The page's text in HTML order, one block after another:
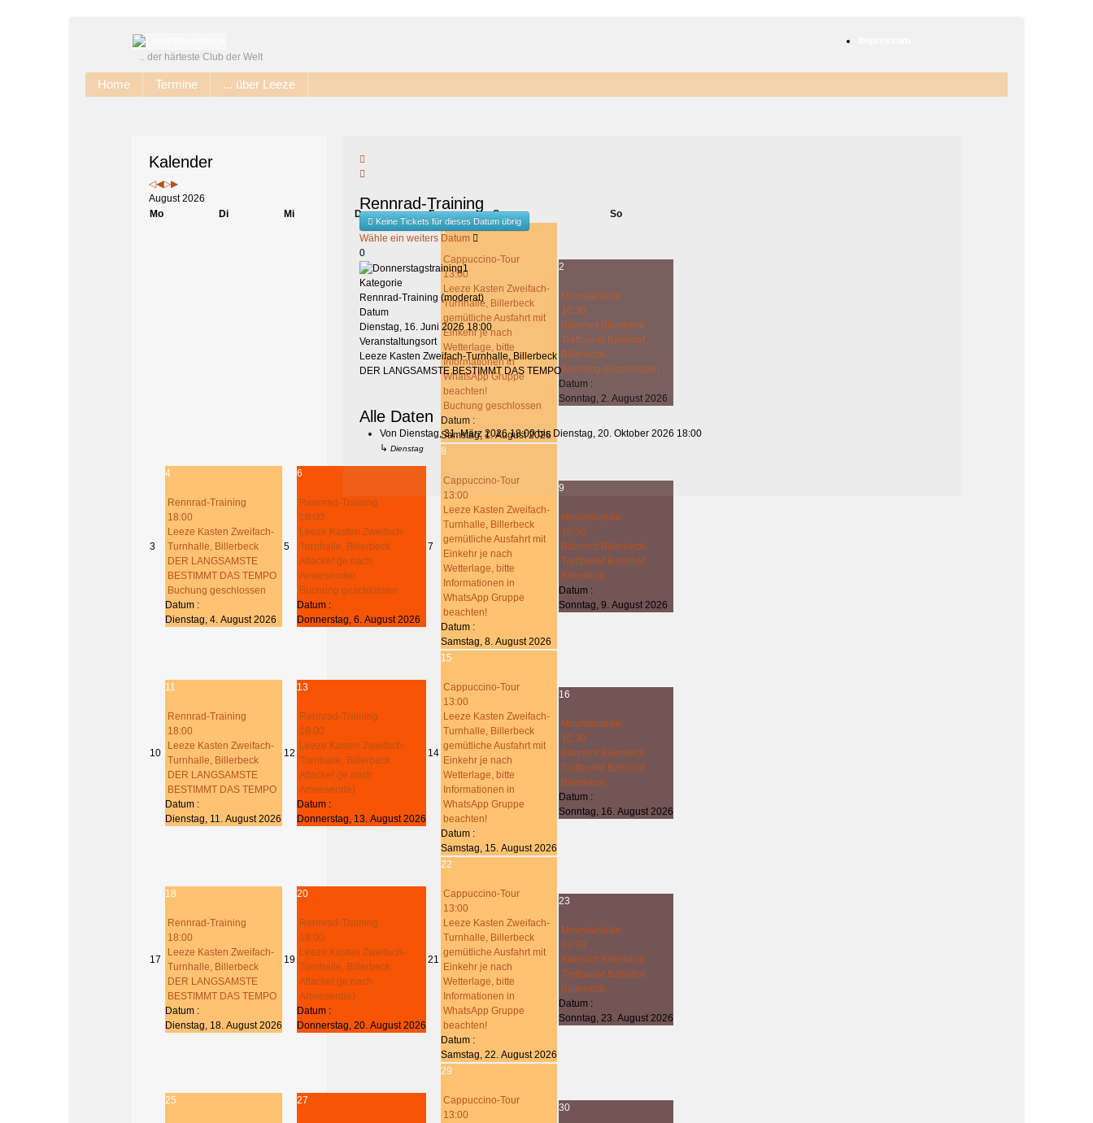
.. der härteste Club der Welt
Home Termine ... über Leeze
Do you own this website?
Kalender
August 2026
Mo
Di Mi Do Fr Sa
So
1
Cappuccino-Tour
13:00
Leeze Kasten Zweifach-
Turnhalle, Billerbeck
gemütliche Ausfahrt mit
Einkehr je nach
Wetterlage, bitte
Informationen in
WhatsApp Gruppe
beachten!
Buchung geschlossen
Datum :
Samstag, 1. August 2026
2
Mountainbike
10:30
Bahnhof Billerbeck
Treffpunkt Bahnhof
Billerbeck
Buchung geschlossen
Datum :
Sonntag, 2. August 2026
3
4
Rennrad-Training
18:00
Leeze Kasten Zweifach-
Turnhalle, Billerbeck
DER LANGSAMSTE
BESTIMMT DAS TEMPO
Buchung geschlossen
Datum :
Dienstag, 4. August 2026
5
6
Rennrad-Training
18:00
Leeze Kasten Zweifach-
Turnhalle, Billerbeck
Attacke! (je nach
Anwesende)
Buchung geschlossen
Datum :
Donnerstag, 6. August 2026
7
8
Cappuccino-Tour
13:00
Leeze Kasten Zweifach-
Turnhalle, Billerbeck
gemütliche Ausfahrt mit
Einkehr je nach
Wetterlage, bitte
Informationen in
WhatsApp Gruppe
beachten!
Datum :
Samstag, 8. August 2026
9
Mountainbike
10:30
Bahnhof Billerbeck
Treffpunkt Bahnhof
Billerbeck
Datum :
Sonntag, 9. August 2026
10
11
Rennrad-Training
18:00
Leeze Kasten Zweifach-
Turnhalle, Billerbeck
DER LANGSAMSTE
BESTIMMT DAS TEMPO
Datum :
Dienstag, 11. August 2026
12
13
Rennrad-Training
18:00
Leeze Kasten Zweifach-
Turnhalle, Billerbeck
Attacke! (je nach
Anwesende)
Datum :
Donnerstag, 13. August 2026
14
15
Cappuccino-Tour
13:00
Leeze Kasten Zweifach-
Turnhalle, Billerbeck
gemütliche Ausfahrt mit
Einkehr je nach
Wetterlage, bitte
Informationen in
WhatsApp Gruppe
beachten!
Datum :
Samstag, 15. August 2026
16
Mountainbike
10:30
Bahnhof Billerbeck
Treffpunkt Bahnhof
Billerbeck
Datum :
Sonntag, 16. August 2026
17
18
Rennrad-Training
18:00
Leeze Kasten Zweifach-
Turnhalle, Billerbeck
DER LANGSAMSTE
BESTIMMT DAS TEMPO
Datum :
Dienstag, 18. August 2026
19
20
Rennrad-Training
18:00
Leeze Kasten Zweifach-
Turnhalle, Billerbeck
Attacke! (je nach
Anwesende)
Datum :
Donnerstag, 20. August 2026
21
22
Cappuccino-Tour
13:00
Leeze Kasten Zweifach-
Turnhalle, Billerbeck
gemütliche Ausfahrt mit
Einkehr je nach
Wetterlage, bitte
Informationen in
WhatsApp Gruppe
beachten!
Datum :
Samstag, 22. August 2026
23
Mountainbike
10:30
Bahnhof Billerbeck
Treffpunkt Bahnhof
Billerbeck
Datum :
Sonntag, 23. August 2026
25 27
29
Cappuccino-Tour
13:00
30
Rennrad-Training
Keine Tickets für dieses Datum übrig
Wähle ein weiters Datum
0
Kategorie
Rennrad-Training (moderat)
Datum
Dienstag, 16. Juni 2026 18:00
Veranstaltungsort
Leeze Kasten Zweifach-Turnhalle, Billerbeck
DER LANGSAMSTE BESTIMMT DAS TEMPO
Alle Daten
Von Dienstag, 31. März 2026 18:00 bis Dienstag, 20. Oktober 2026 18:00
↳Dienstag